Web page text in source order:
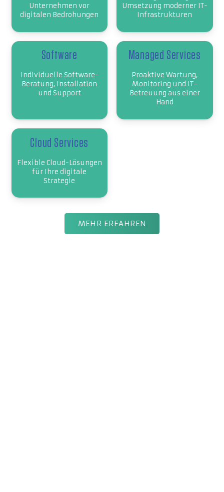
Unternehmen vor
digitalen Bedrohungen
Umsetzung moderner IT-
Infrastrukturen
Software
Individuelle Software-
Beratung, Installation
und Support
Managed Services
Proaktive Wartung,
Monitoring und IT-
Betreuung aus einer
Hand
Cloud Services
Flexible Cloud-Lösungen
für Ihre digitale
Strategie
MEHR ERFAHREN